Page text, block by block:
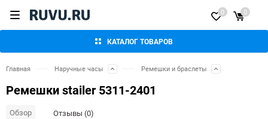
КАТАЛОГ ТОВАРОВ
0 0
Главная Наручные часы Ремешки и браслеты
Ремешки stailer 5311-2401
Обзор Отзывы (0)